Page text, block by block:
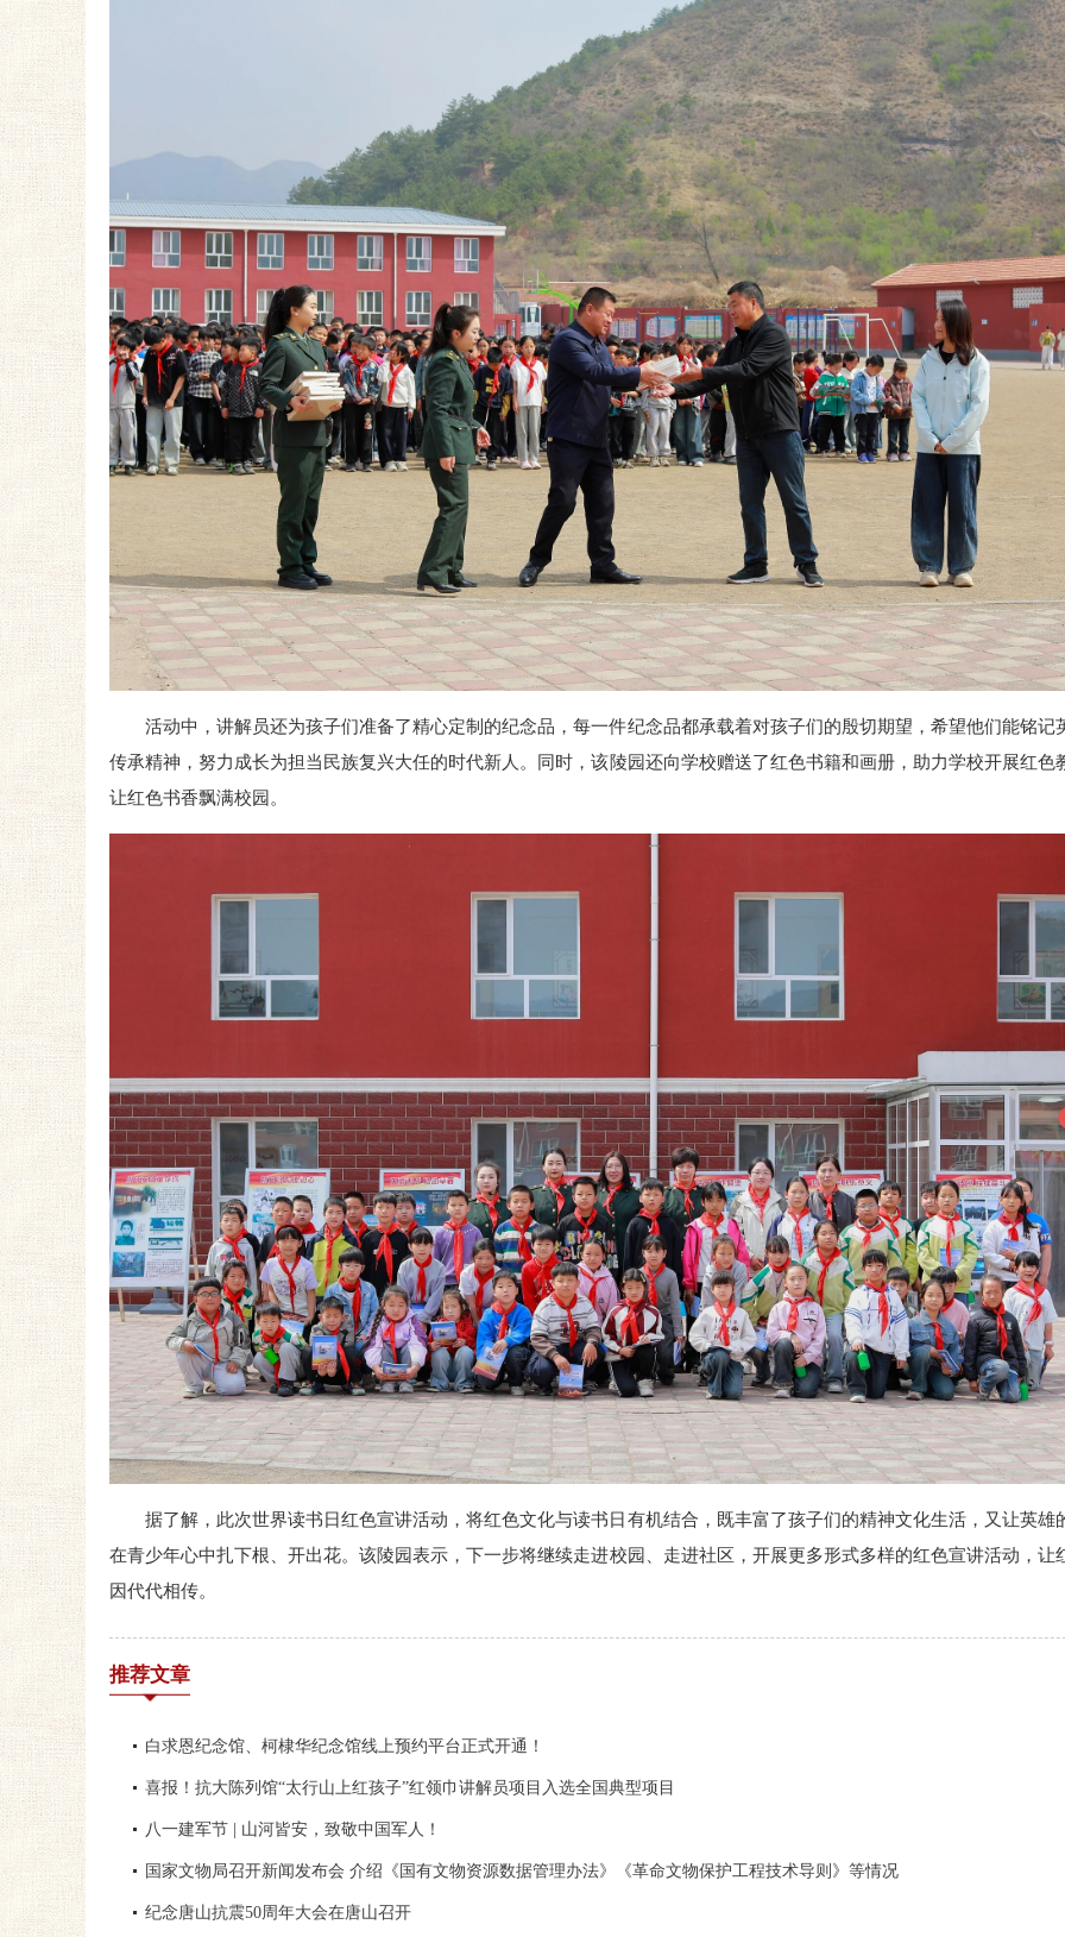
活动中，讲解员还为孩子们准备了精心定制的纪念品，每一件纪念品都承载着对孩子们的殷切期望，希望他们能铭记
传承精神，努力成长为担当民族复兴大任的时代新人。同时，该陵园还向学校赠送了红色书籍和画册，助力学校开展红色
让红色书香飘满校园。
据了解，此次世界读书日红色宣讲活动，将红色文化与读书日有机结合，既丰富了孩子们的精神文化生活，又让英雄
在青少年心中扎下根、开出花。该陵园表示，下一步将继续走进校园、走进社区，开展更多形式多样的红色宣讲活动，让
因代代相传。
推荐文章
白求恩纪念馆、柯棣华纪念馆线上预约平台正式开通！
喜报！抗大陈列馆“太行山上红孩子”红领巾讲解员项目入选全国典型项目
八一建军节 | 山河皆安，致敬中国军人！
国家文物局召开新闻发布会 介绍《国有文物资源数据管理办法》《革命文物保护工程技术导则》等情况
纪念唐山抗震50周年大会在唐山召开